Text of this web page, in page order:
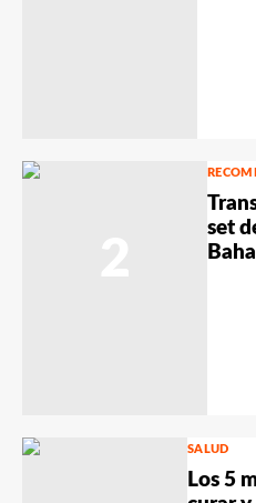
set
SALUD
Los 5